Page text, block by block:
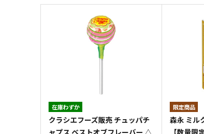
在庫わずか
クラシエフーズ販売 チュッパチ
森永 ミル